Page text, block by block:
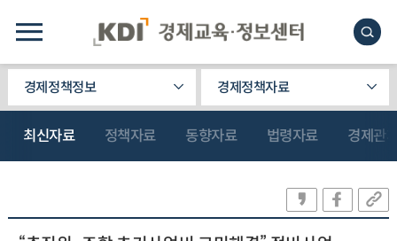
경제정책정보 경제정책자료
최신자료 정책자료 동향자료 법령자료 경제관